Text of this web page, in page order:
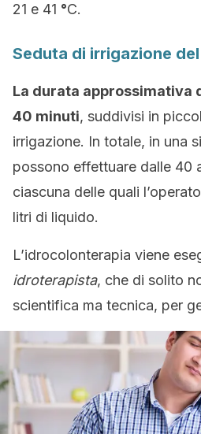
21 e 41 °C.
Seduta di irrigazione
La durata approssimativa
40 minuti, suddivisi in
irrigazione. In totale, in una
possono effettuare dalle 40
ciascuna delle quali
litri di liquido.
L’idrocolonterapia viene
idroterapista, che di solito
scientifica ma tecnica, per